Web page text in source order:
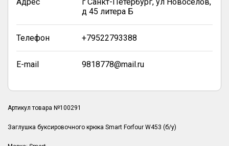
д 45 литера Б
Телефон +79522793388
E-mail 9818778@mail.ru
Артикул товара №100291
Заглушка буксировочного крюка Smart Forfour W453 (б/у)